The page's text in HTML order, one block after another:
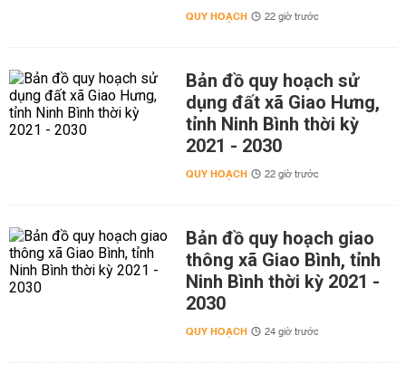
QUY HOẠCH 22 giờ trước
Bản đồ quy hoạch sử
dụng đất xã Giao Hưng,
tỉnh Ninh Bình thời kỳ
2021 - 2030
QUY HOẠCH 22 giờ trước
Bản đồ quy hoạch giao
thông xã Giao Bình, tỉnh
Ninh Bình thời kỳ 2021 -
2030
QUY HOẠCH 24 giờ trước